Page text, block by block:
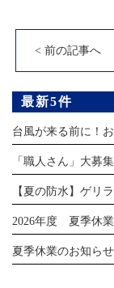
< 前の記事へ
最新5件
台風が来る前に！
「職人さん」大募
【夏の防水】ゲリ
2026年度 夏季休
夏季休業のお知らせ